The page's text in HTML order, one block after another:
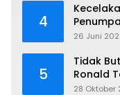
4
Hilang
26 Juni
5
Tidak
Ronald
28 Oktober